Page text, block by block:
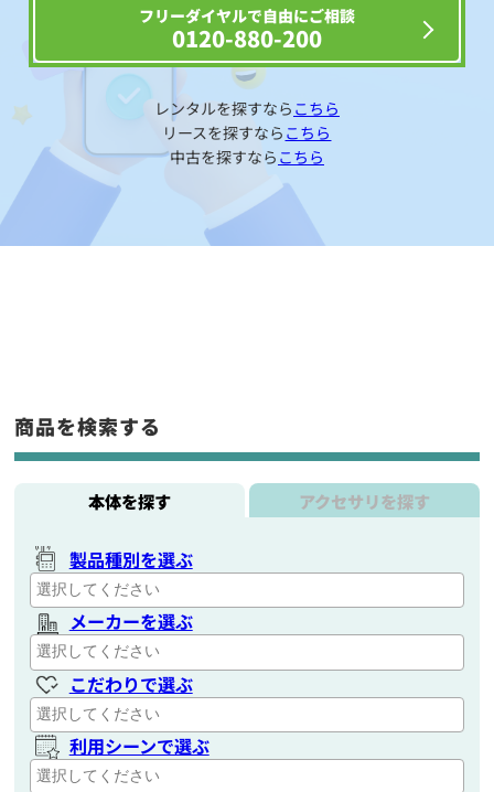
フリーダイヤルで自由にご相談
0120-880-200
レンタルを探すなら こちら
リースを探すなら こちら
中古を探すなら こちら
商品を検索する
本体を探す アクセサリを探す
製品種別を選ぶ
メーカーを選ぶ
こだわりで選ぶ
利用シーンで選ぶ